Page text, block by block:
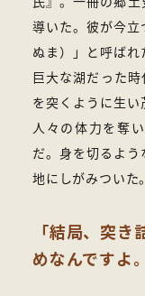
導いた。彼が今
ぬま）」と呼ば
巨大な湖だった
を突くように生
人々の体力を奪
だ。身を切るよ
地にしがみついた
「結局、突
めなんですよ